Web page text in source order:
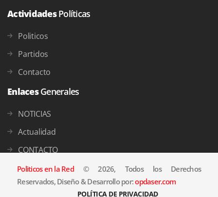
ActividadesPolíticas
Politicos
Partidos
Contacto
EnlacesGenerales
NOTICIAS
Actualidad
CONTACTO
Politicos en la Red© 2026, Todos los Derechos
Reservados, Diseño & Desarrollo por:opdaser.com
POLÍTICA DE PRIVACIDAD